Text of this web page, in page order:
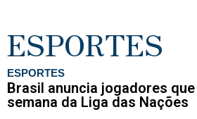
ESPORTES
ESPORTES
Brasil anuncia jogadores
semana da Liga das Nações